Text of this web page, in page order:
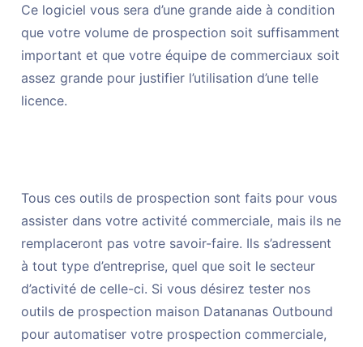
Ce logiciel vous sera d’une grande aide à condition
que votre volume de prospection soit suffisamment
important et que votre équipe de commerciaux soit
assez grande pour justifier l’utilisation d’une telle
licence.
Tous ces outils de prospection sont faits pour vous
assister dans votre activité commerciale, mais ils ne
remplaceront pas votre savoir-faire. Ils s’adressent
à tout type d’entreprise, quel que soit le secteur
d’activité de celle-ci. Si vous désirez tester nos
outils de prospection maison Datananas Outbound
pour automatiser votre prospection commerciale,